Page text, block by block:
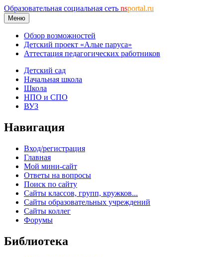
Образовательная социальная сеть nsportal.ru
Меню
Обзор возможностей
Детский проект «Алые паруса»
Аттестация педагогических работников
Детский сад
Начальная школа
Школа
НПО и СПО
ВУЗ
Навигация
Вход/регистрация
Главная
Мой мини-сайт
Ответы на вопросы
Поиск по сайту
Сайты классов, групп, кружков...
Сайты образовательных учреждений
Сайты коллег
Форумы
Библиотека